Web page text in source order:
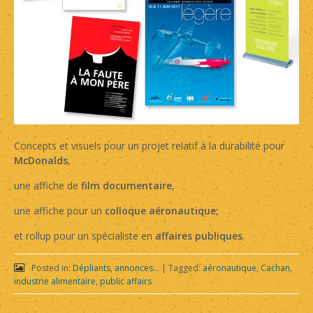
Concepts et visuels pour un projet relatif à la durabilité pour
McDonalds,
une affiche de film documentaire,
une affiche pour un colloque aéronautique;
et rollup pour un spécialiste en affaires publiques.
Posted in: Dépliants, annonces... |Tagged: aéronautique, Cachan,
industrie alimentaire, public affairs